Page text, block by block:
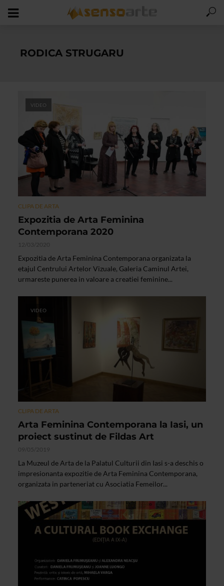
RODICA STRUGARU
VIDEO
CLIPA DE ARTA
Expozitia de Arta Feminina
Contemporana 2020
12/03/2020
Expozitia de Arta Feminina Contemporana organizata la
etajul Centrului Artelor Vizuale, Galeria Caminul Artei,
urmareste punerea in valoare a creatiei feminine...
VIDEO
CLIPA DE ARTA
Arta Feminina Contemporana la Iasi, un
proiect sustinut de Fildas Art
09/05/2019
La Muzeul de Arta de la Palatul Culturii din Iasi s-a deschis o
impresionanta expozitie de Arta Feminina Contemporana,
organizata in parteneriat cu Asociatia Femeilor...